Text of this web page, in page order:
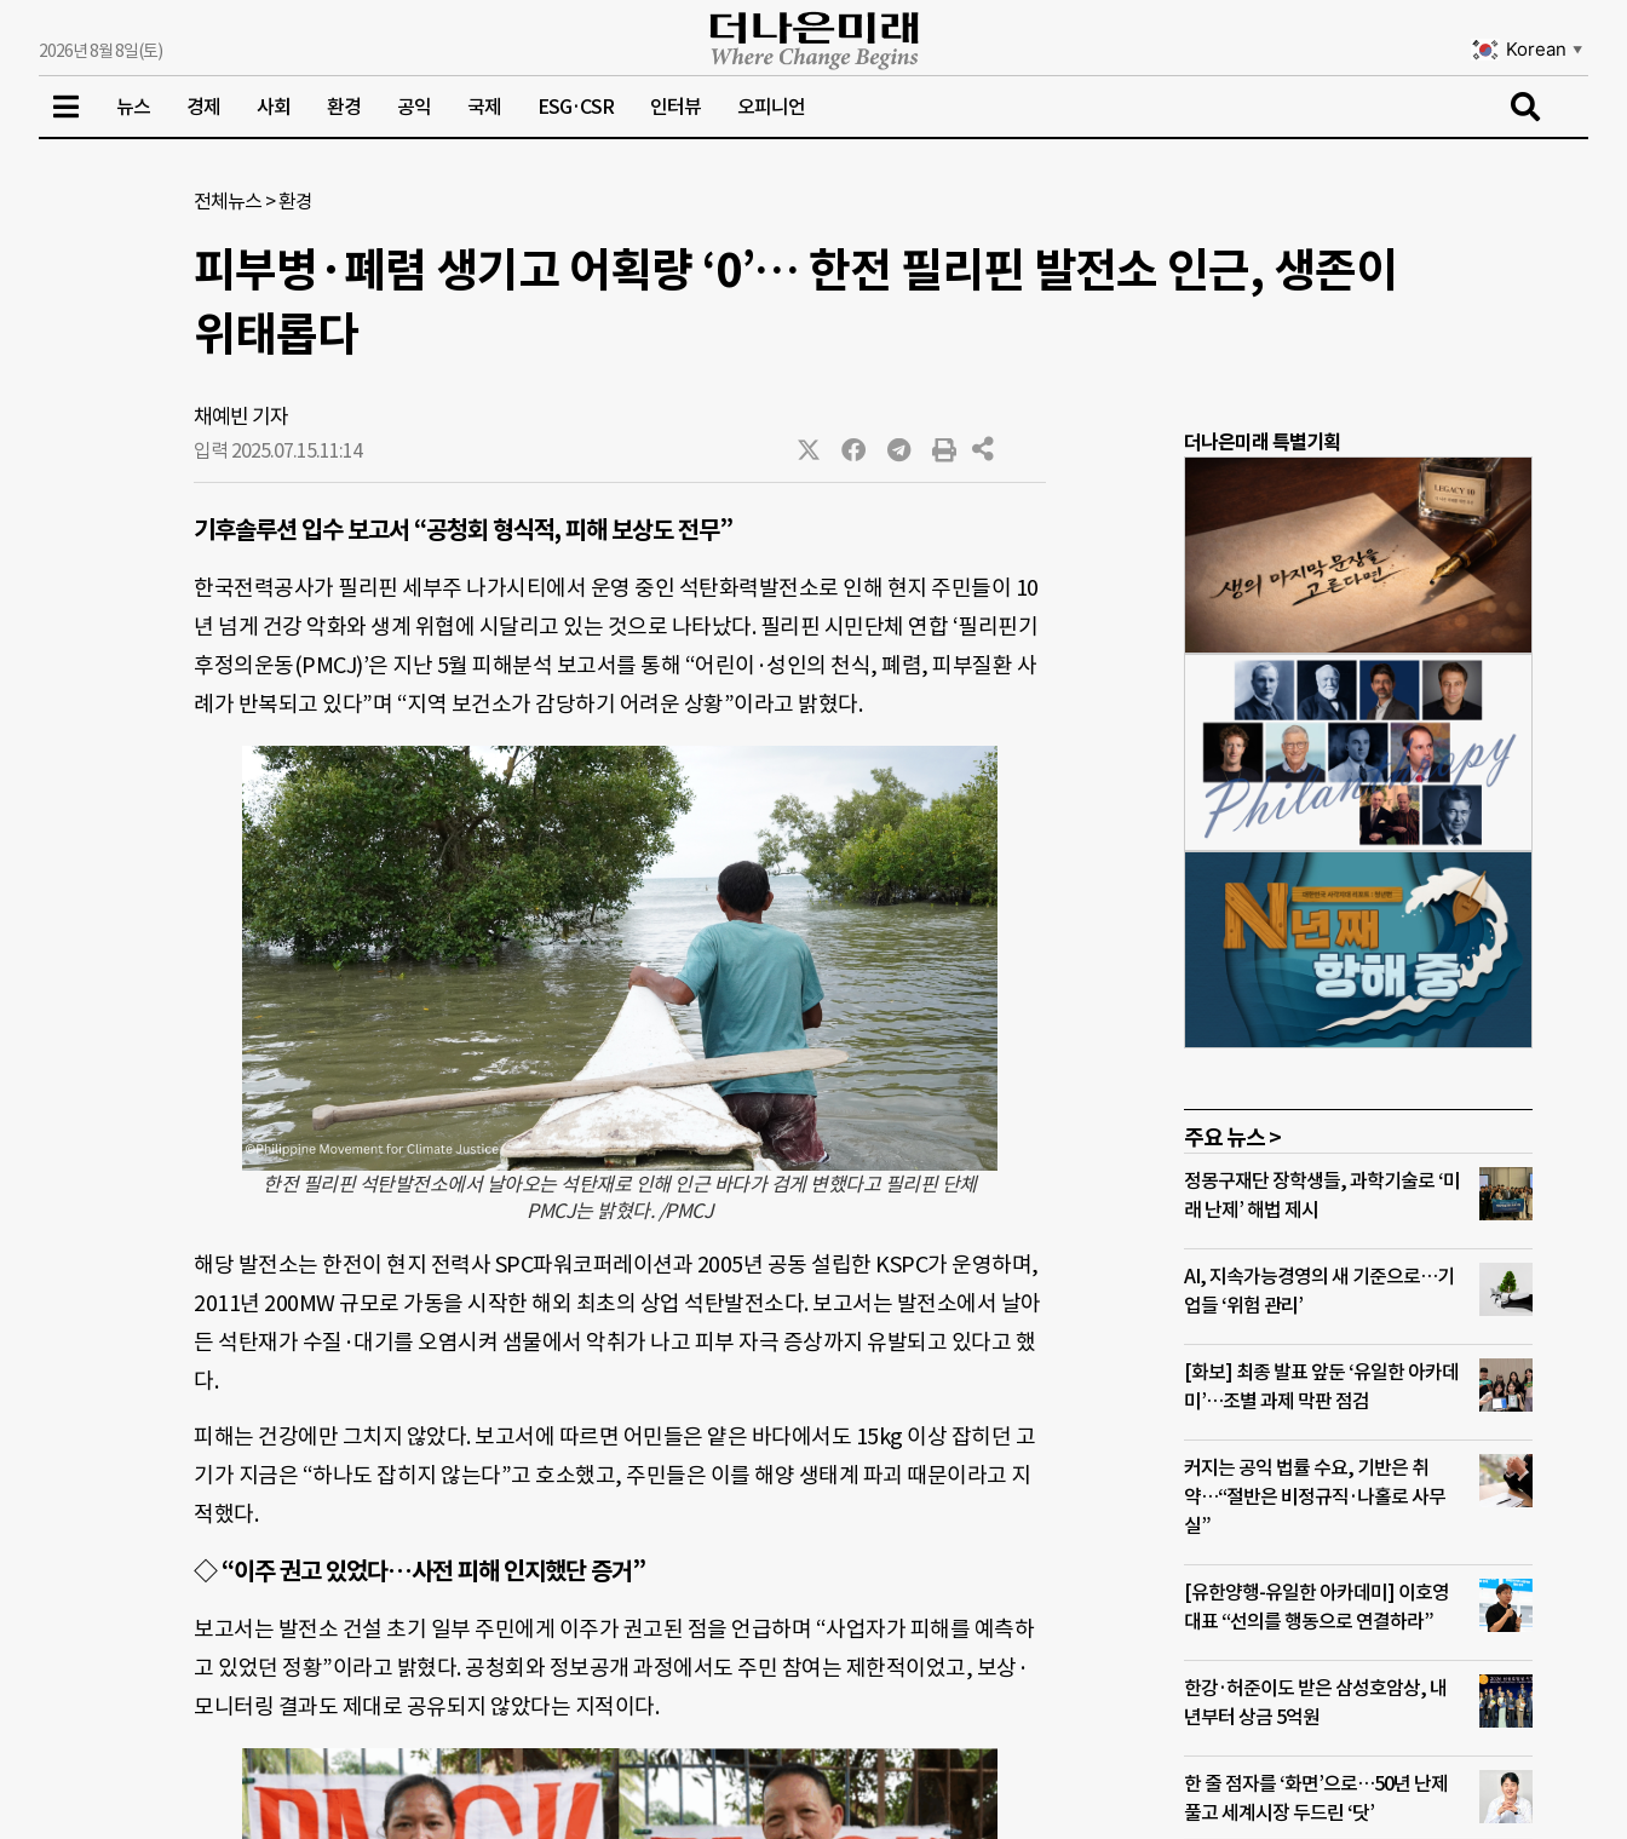
2026년 8월 8일(토) Korean ▼
뉴스 경제 사회 환경 공익 국제 ESG·CSR 인터뷰 오피니언
전체뉴스 >환경
피부병·폐렴 생기고 어획량 ‘0’… 한전 필리핀 발전소 인근, 생존이
위태롭다
채예빈 기자
입력 2025.07.15.11:14
기후솔루션 입수 보고서 “공청회 형식적, 피해 보상도 전무”
한국전력공사가 필리핀 세부주 나가시티에서 운영 중인 석탄화력발전소로 인해 현지 주민들이 10
년 넘게 건강 악화와 생계 위협에 시달리고 있는 것으로 나타났다. 필리핀 시민단체 연합 ‘필리핀기
후정의운동(PMCJ)’은 지난 5월 피해분석 보고서를 통해 “어린이·성인의 천식, 폐렴, 피부질환 사
례가 반복되고 있다”며 “지역 보건소가 감당하기 어려운 상황”이라고 밝혔다.
한전 필리핀 석탄발전소에서 날아오는 석탄재로 인해 인근 바다가 검게 변했다고 필리핀 단체
PMCJ는 밝혔다. /PMCJ
해당 발전소는 한전이 현지 전력사 SPC파워코퍼레이션과 2005년 공동 설립한 KSPC가 운영하며,
2011년 200MW 규모로 가동을 시작한 해외 최초의 상업 석탄발전소다. 보고서는 발전소에서 날아
든 석탄재가 수질·대기를 오염시켜 샘물에서 악취가 나고 피부 자극 증상까지 유발되고 있다고 했
다.
피해는 건강에만 그치지 않았다. 보고서에 따르면 어민들은 얕은 바다에서도 15kg 이상 잡히던 고
기가 지금은 “하나도 잡히지 않는다”고 호소했고, 주민들은 이를 해양 생태계 파괴 때문이라고 지
적했다.
◇ “이주 권고 있었다…사전 피해 인지했단 증거”
보고서는 발전소 건설 초기 일부 주민에게 이주가 권고된 점을 언급하며 “사업자가 피해를 예측하
고 있었던 정황”이라고 밝혔다. 공청회와 정보공개 과정에서도 주민 참여는 제한적이었고, 보상·
모니터링 결과도 제대로 공유되지 않았다는 지적이다.
더나은미래 특별기획
주요 뉴스 >
정몽구재단 장학생들, 과학기술로 ‘미
래 난제’ 해법 제시
AI, 지속가능경영의 새 기준으로…기
업들 ‘위험 관리’
[화보] 최종 발표 앞둔 ‘유일한 아카데
미’…조별 과제 막판 점검
커지는 공익 법률 수요, 기반은 취
약…“절반은 비정규직·나홀로 사무
실”
[유한양행-유일한 아카데미] 이호영
대표 “선의를 행동으로 연결하라”
한강·허준이도 받은 삼성호암상, 내
년부터 상금 5억원
한 줄 점자를 ‘화면’으로…50년 난제
풀고 세계시장 두드린 ‘닷’